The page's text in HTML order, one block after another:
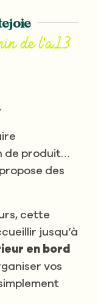
de l'a13
de produit…
des
cette
jusqu’à
en bord
vos